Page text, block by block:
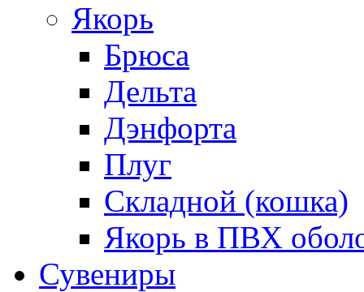
Якорь
Брюса
Дельта
Дэнфорта
Плуг
Складной (кошка)
Якорь в ПВХ
Сувениры